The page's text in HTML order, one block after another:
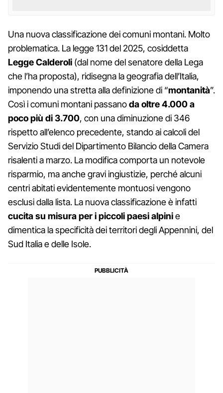
Una nuova classificazione dei comuni montani. Molto
problematica. La legge 131 del 2025, cosiddetta
Legge Calderoli (dal nome del senatore della Lega
che l’ha proposta), ridisegna la geografia dell’Italia,
imponendo una stretta alla definizione di “montanità”.
Così i comuni montani passanoda oltre 4.000 a
poco più di 3.700, con una diminuzione di 346
rispetto all’elenco precedente, stando ai calcoli del
Servizio Studi del Dipartimento Bilancio della Camera
risalenti a marzo. La modifica comporta un notevole
risparmio, ma anche gravi ingiustizie, perché alcuni
centri abitati evidentemente montuosi vengono
esclusi dalla lista. La nuova classificazione è infatti
cucita su misura per i piccoli paesi alpinie
dimentica la specificità dei territori degli Appennini, del
Sud Italia e delle Isole.